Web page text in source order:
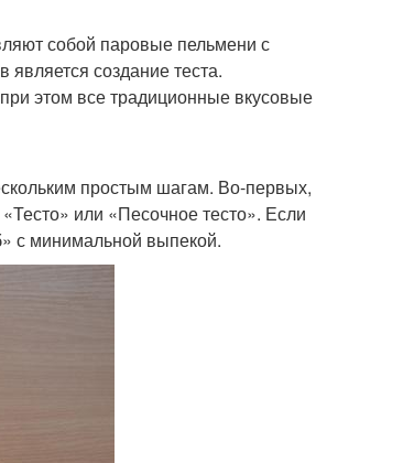
собой паровые пельмени с
создание теста.
этом все традиционные вкусовые
простым шагам. Во-первых,
или «Песочное тесто». Если
с минимальной выпекой.